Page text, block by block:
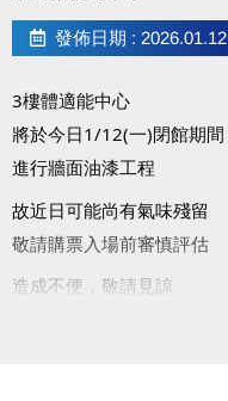
發佈日期 : 2026.01.12
3樓體適能中心
將於今日1/12(一)閉館期間
進行牆面油漆工程
故近日可能尚有氣味殘留
敬請購票入場前審慎評估
造成不便，敬請見諒